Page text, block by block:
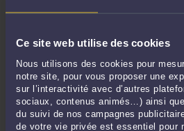
Ce site web utilise des cookies
Nous utilisons des cookies pour
notre site, pour vous proposer une
sur l’interactivité avec d’autres
sociaux, contenus animés…) ainsi
du suivi de nos campagnes
de votre vie privée est essentiel pour
Compte supprimé : « Maitre, Bonjour Mon
Le 22 sept. 2021 à 12:00surL'abandon de famille
Gauthier LECOCQ : « Vous devez d’abord
compétent ... »
Le 5 août 2021 à 19:57surRAPPEL DES MESURES
Compte supprimé : « merci pour votre